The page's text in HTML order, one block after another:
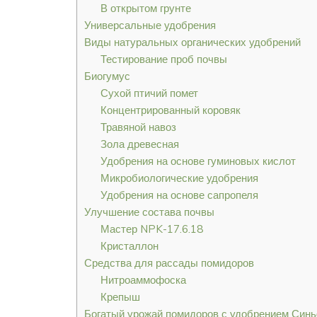
В открытом грунте
Универсальные удобрения
Виды натуральных органических удобрений
Тестирование проб почвы
Биогумус
Сухой птичий помет
Концентрированный коровяк
Травяной навоз
Зола древесная
Удобрения на основе гуминовых кислот
Микробиологические удобрения
Удобрения на основе сапропеля
Улучшение состава почвы
Мастер NPK-17.6.18
Кристаллон
Средства для рассады помидоров
Нитроаммофоска
Крепыш
Богатый урожай помидоров с удобрением